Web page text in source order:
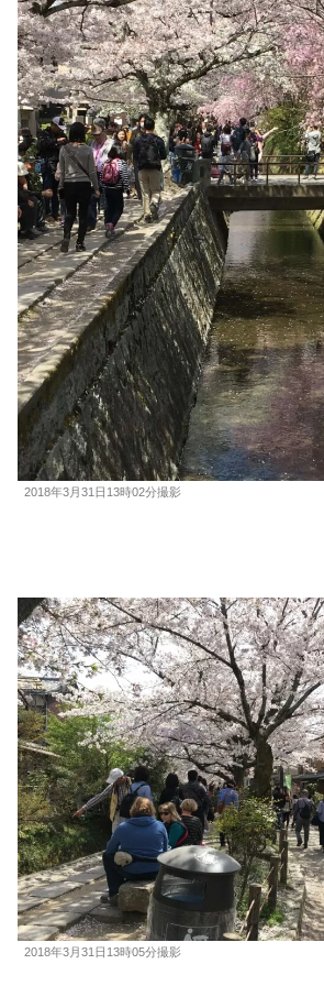
2018年3月31日13時02分撮影
2018年3月31日13時05分撮影